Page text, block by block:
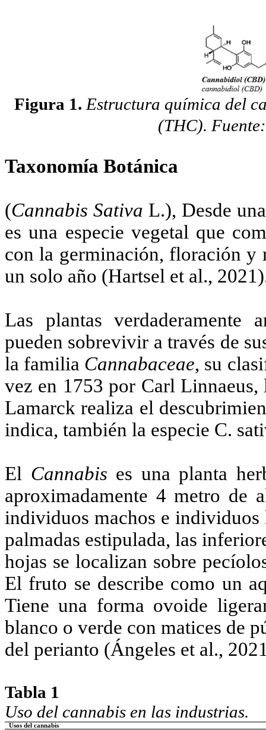
Figura 1. Estructura química del
(THC). Fuente:
Taxonomía Botánica
(Cannabis Sativa L.), Desde
es una especie vegetal que
con la germinación, floración y
un solo año (Hartsel et al.,
Las plantas verdaderamente
pueden sobrevivir a través de
la familia Cannabaceae, su
vez en 1753 por Carl
Lamarck realiza el
indica, también la especie C.
El Cannabis es una planta
aproximadamente 4 metro de
individuos machos e individuos
palmadas estipulada, las
hojas se localizan sobre
El fruto se describe como un
Tiene una forma ovoide
blanco o verde con matices de
del perianto (Ángeles et al.,
Tabla 1
Uso del cannabis en las industrias.
Usos del cannabis